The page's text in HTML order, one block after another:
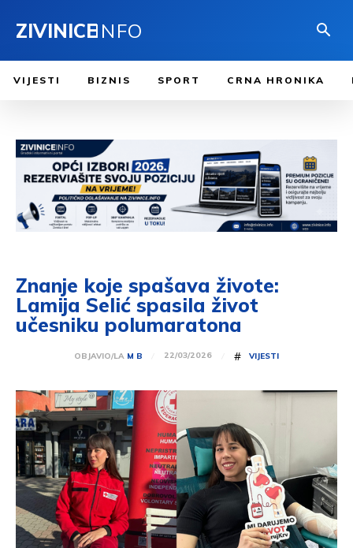
ZIVINICEINFO
VIJESTI BIZNIS SPORT CRNA HRONIKA
Znanje koje spašava živote:
Lamija Selić spasila život
učesniku polumaratona
OBJAVIO/LA M B 22/03/2026 # VIJESTI